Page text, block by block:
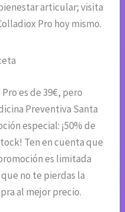
articular; visita
Pro hoy mismo.
es de 39€, pero
Preventiva Santa
especial: ¡50% de
Ten en cuenta que
es limitada
no te pierdas la
al mejor precio.